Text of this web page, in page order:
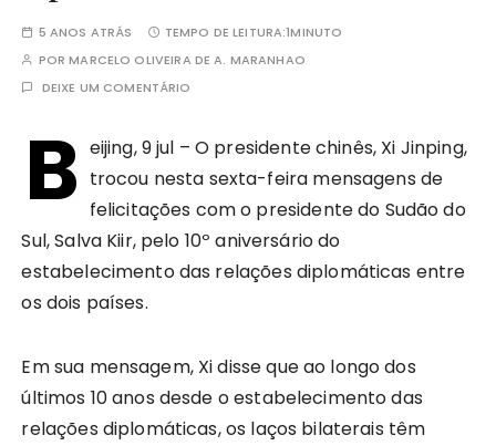
5 ANOS ATRÁS TEMPO DE LEITURA:1MINUTO
PORMARCELO OLIVEIRA DE A. MARANHAO
DEIXE UM COMENTÁRIO
B eijing, 9 jul – O presidente chinês, Xi Jinping,
trocou nesta sexta-feira mensagens de
felicitações com o presidente do Sudão do
Sul, Salva Kiir, pelo 10º aniversário do
estabelecimento das relações diplomáticas entre
os dois países.
Em sua mensagem, Xi disse que ao longo dos
últimos 10 anos desde o estabelecimento das
relações diplomáticas, os laços bilaterais têm